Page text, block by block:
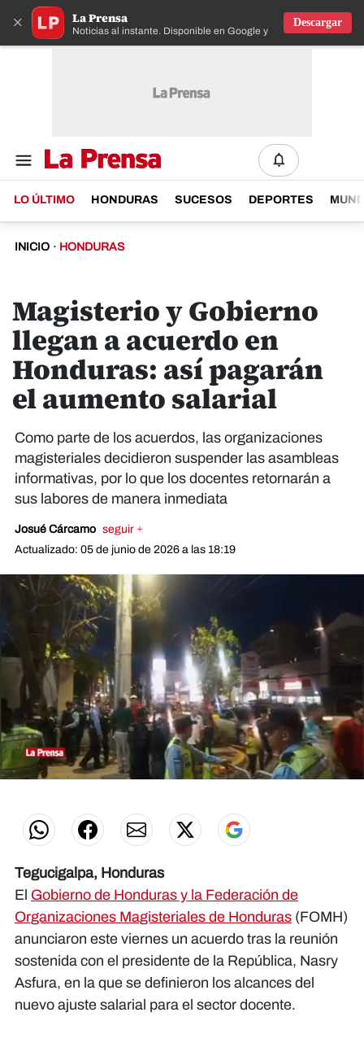
× La Prensa
Noticias al instante. Disponible en Google y IOS
Descargar
LO ÚLTIMO HONDURAS SUCESOS DEPORTES
INICIO · HONDURAS
Magisterio y Gobierno
llegan a acuerdo en
Honduras: así pagarán
el aumento salarial
Como parte de los acuerdos, las organizaciones
magisteriales decidieron suspender las asambleas
informativas, por lo que los docentes retornarán a
sus labores de manera inmediata
Josué Cárcamo seguir +
Actualizado: 05 de junio de 2026 a las 18:19
seconds
Tegucigalpa, Honduras
El Gobierno de Honduras y la Federación de
Organizaciones Magisteriales de Honduras (FOMH)
anunciaron este viernes un acuerdo tras la reunión
sostenida con el presidente de la República, Nasry
Asfura, en la que se definieron los alcances del
nuevo ajuste salarial para el sector docente.